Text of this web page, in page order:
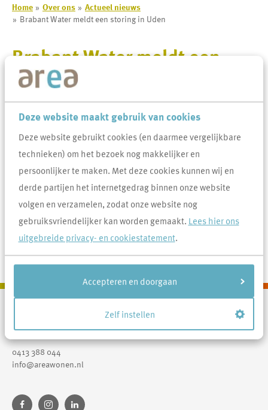
Deze website maakt gebruik van cookies
Deze website gebruikt cookies (en daarmee vergelijkbare
technieken) om het bezoek nog makkelijker en
persoonlijker te maken. Met deze cookies kunnen wij en
derde partijen het internetgedrag binnen onze website
volgen en verzamelen, zodat onze website nog
gebruiksvriendelijker kan worden gemaakt. Lees hier ons
uitgebreide privacy- en cookiestatement.
Accepteren en doorgaan
Zelf instellen
Home Over ons
Actueel nieuws
Brabant Water meldt een storing in Uden
Brabant Water meldt een
storing in Uden
23-6-2022
Brabant Water meldt een storing in heel Uden. Hierdoor heb je geen
water, bruin water of lage waterdruk.
Deze storing zal nog tot 13.30 uur duren.
Voor meer informatie kijk ophttps://waterstoring.nl/
Volgende
Overzicht
Vorige
Contactinformatie
Area
0413 388 044
info@areawonen.nl